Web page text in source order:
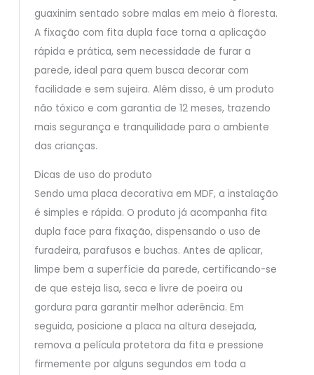
guaxinim sentado sobre malas em meio à floresta.
A fixação com fita dupla face torna a aplicação
rápida e prática, sem necessidade de furar a
parede, ideal para quem busca decorar com
facilidade e sem sujeira. Além disso, é um produto
não tóxico e com garantia de 12 meses, trazendo
mais segurança e tranquilidade para o ambiente
das crianças.
Dicas de uso do produto
Sendo uma placa decorativa em MDF, a instalação
é simples e rápida. O produto já acompanha fita
dupla face para fixação, dispensando o uso de
furadeira, parafusos e buchas. Antes de aplicar,
limpe bem a superfície da parede, certificando-se
de que esteja lisa, seca e livre de poeira ou
gordura para garantir melhor aderência. Em
seguida, posicione a placa na altura desejada,
remova a película protetora da fita e pressione
firmemente por alguns segundos em toda a